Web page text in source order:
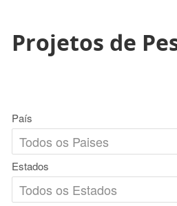
Projetos de
País
Estados